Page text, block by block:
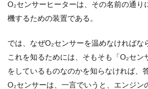
万能で
はない
ル
O₂センサーヒーターは、その名前の通り
機するための装置である。
では、なぜO₂センサーを温めなければな
これを知るためには、そもそも「O₂セン
をしているものなのかを知らなければ、
O₂センサーは、一言でいうと、エンジン